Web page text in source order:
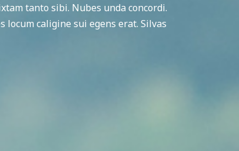
tanto sibi. Nubes unda concordi.
locum caligine sui egens erat. Silvas